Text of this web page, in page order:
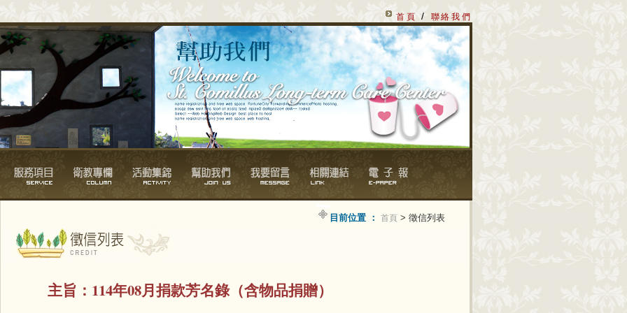
首頁 / 聯絡我們
目前位置 ： 首頁 > 徵信列表
主旨： 114年08月捐款芳名錄（含物品捐贈）